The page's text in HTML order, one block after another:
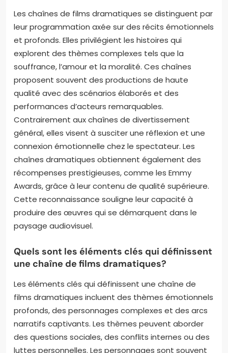
Les chaînes de films dramatiques se distinguent par
leur programmation axée sur des récits émotionnels
et profonds. Elles privilégient les histoires qui
explorent des thèmes complexes tels que la
souffrance, l’amour et la moralité. Ces chaînes
proposent souvent des productions de haute
qualité avec des scénarios élaborés et des
performances d’acteurs remarquables.
Contrairement aux chaînes de divertissement
général, elles visent à susciter une réflexion et une
connexion émotionnelle chez le spectateur. Les
chaînes dramatiques obtiennent également des
récompenses prestigieuses, comme les Emmy
Awards, grâce à leur contenu de qualité supérieure.
Cette reconnaissance souligne leur capacité à
produire des œuvres qui se démarquent dans le
paysage audiovisuel.
Quels sont les éléments clés qui définissent
une chaîne de films dramatiques?
Les éléments clés qui définissent une chaîne de
films dramatiques incluent des thèmes émotionnels
profonds, des personnages complexes et des arcs
narratifs captivants. Les thèmes peuvent aborder
des questions sociales, des conflits internes ou des
luttes personnelles. Les personnages sont souvent